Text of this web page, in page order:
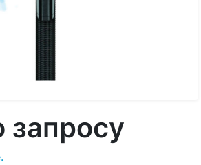
запросу